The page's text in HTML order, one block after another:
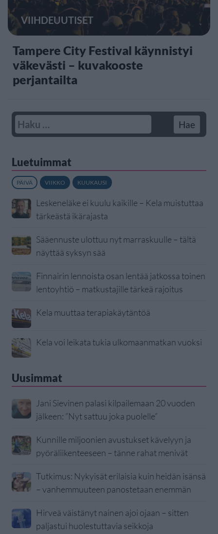
VIIHDEUUTISET
Tampere City Festival käynnistyi
väkevästi – kuvakooste
perjantailta
Luetuimmat
PÄIVÄ VIIKKO KUUKAUSI
Leskeneläke ei kuulu kaikille – Kela muistuttaa
tärkeästä ikärajasta
Sääennuste ulottuu nyt marraskuulle – tältä
näyttää syksyn sää
Finnairin lennoista osan lentää jatkossa toinen
lentoyhtiö – matkustajille tärkeä rajoitus
Kela muuttaa terapiakäytäntöä
Kela voi leikata tukia ulkomaanmatkan vuoksi
Uusimmat
Jani Sievinen palasi kilpailemaan 20 vuoden
jälkeen: ”Nyt sattuu joka puolelle”
Kunnille miljoonien avustukset kävelyyn ja
pyöräliikenteeseen – tänne rahat menivät
Tutkimus: Nykyisät erilaisia kuin heidän isänsä
– vanhemmuuteen panostetaan enemmän
Hirveä väistänyt nainen ajoi ojaan – sitten
paljastui huolestuttavia seikkoja